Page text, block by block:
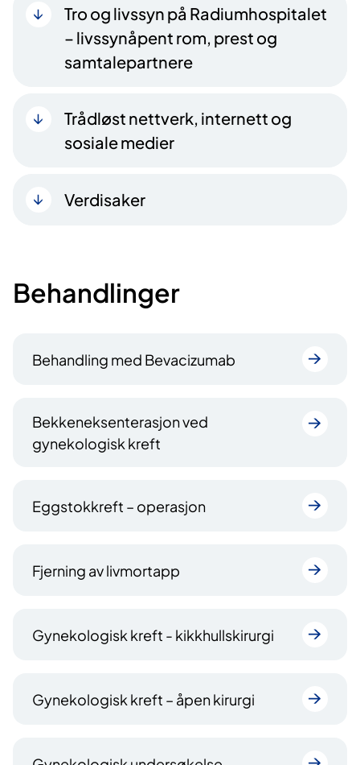
Tro og livssyn på Radiumhospitalet
– livssynåpent rom, prest og
samtalepartnere
Trådløst nettverk, internett og
sosiale medier
Verdisaker
Behandlinger
Behandling med Bevacizumab
Bekkeneksenterasjon ved
gynekologisk kreft
Eggstokkreft – operasjon
Fjerning av livmortapp
Gynekologisk kreft - kikkhullskirurgi
Gynekologisk kreft – åpen kirurgi